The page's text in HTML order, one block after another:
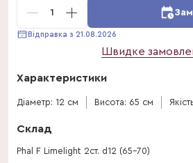
1
Відправка з 21.08.2026
Швидке
Характеристики
Діаметр: 12 см Висота: 65 см
Склад
Phal F Limelight 2ст. d12 (65-70)